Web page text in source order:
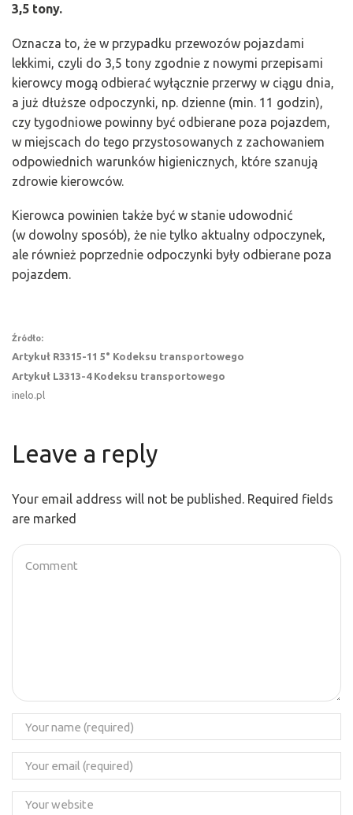
3,5 tony.
Oznacza to, że w przypadku przewozów pojazdami
lekkimi, czyli do 3,5 tony zgodnie z nowymi przepisami
kierowcy mogą odbierać wyłącznie przerwy w ciągu dnia,
a już dłuższe odpoczynki, np. dzienne (min. 11 godzin),
czy tygodniowe powinny być odbierane poza pojazdem,
w miejscach do tego przystosowanych z zachowaniem
odpowiednich warunków higienicznych, które szanują
zdrowie kierowców.
Kierowca powinien także być w stanie udowodnić
(w dowolny sposób), że nie tylko aktualny odpoczynek,
ale również poprzednie odpoczynki były odbierane poza
pojazdem.
Źródło:
Artykuł R3315-11 5° Kodeksu transportowego
Artykuł L3313-4 Kodeksu transportowego
inelo.pl
Leave a reply
Your email address will not be published. Required fields
are marked